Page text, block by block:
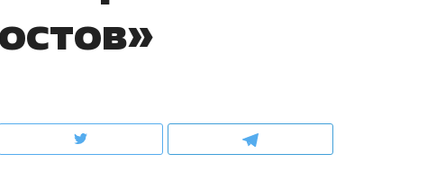
и
клиентах и чудных запросах мастеров